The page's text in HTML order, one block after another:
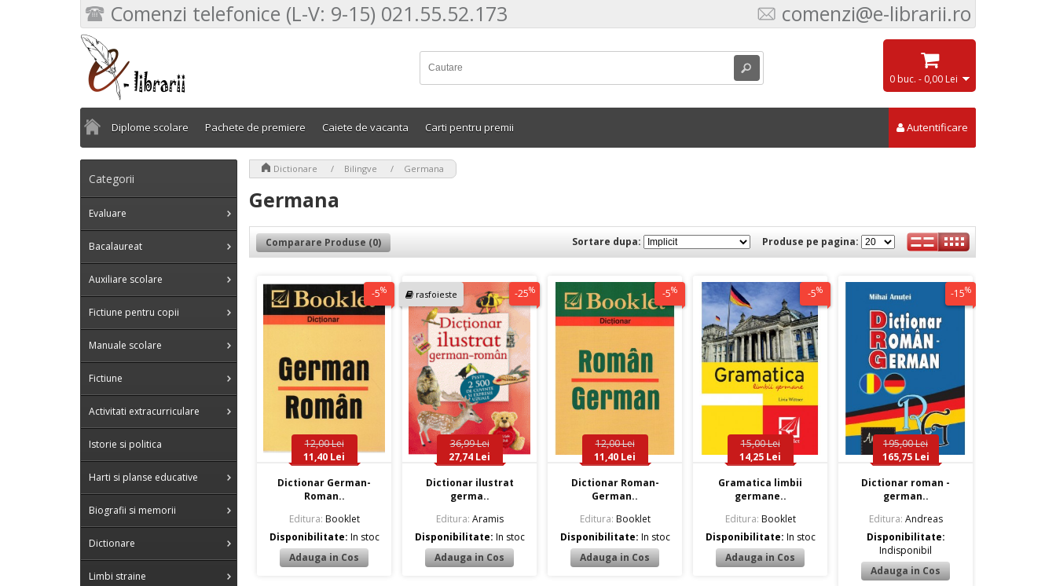
Comenzi telefonice (L-V: 9-15) 021.55.52.173 comenzi@e-librarii.ro
0 buc. - 0,00 Lei
Diplome scolare Pachete de premiere Caiete de vacanta Carti pentru premii Autentificare
Categorii
Evaluare
Bacalaureat
Auxiliare scolare
Fictiune pentru copii
Manuale scolare
Fictiune
Activitati extracurriculare
Istorie si politica
Harti si planse educative
Biografii si memorii
Dictionare
Limbi straine
Dictionare Bilingve Germana
Germana
Comparare Produse (0) Produse pe pagina:
Sortare dupa:
-5%
12,00 Lei
11,40 Lei
Dictionar German-
Roman..
Editura: Booklet
Disponibilitate: In stoc
rasfoieste -25%
36,99 Lei
27,74 Lei
Dictionar ilustrat
germa..
Editura: Aramis
Disponibilitate: In stoc
-5%
12,00 Lei
11,40 Lei
Dictionar Roman-
German..
Editura: Booklet
Disponibilitate: In stoc
-5%
15,00 Lei
14,25 Lei
Gramatica limbii
germane..
Editura: Booklet
Disponibilitate: In stoc
-15%
195,00 Lei
165,75 Lei
Dictionar roman -
german..
Editura: Andreas
Disponibilitate:
Indisponibil